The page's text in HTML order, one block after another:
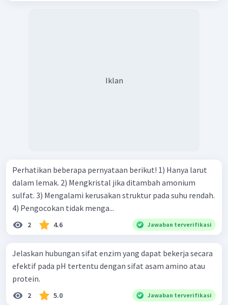
Iklan
Perhatikan beberapa pernyataan berikut! 1) Hanya larut
dalam lemak. 2) Mengkristal jika ditambah amonium
sulfat. 3) Mengalami kerusakan struktur pada suhu rendah.
4) Pengocokan tidak menga...
2 4.6 Jawaban terverifikasi
Jelaskan hubungan sifat enzim yang dapat bekerja secara
efektif pada pH tertentu dengan sifat asam amino atau
protein.
2 5.0 Jawaban terverifikasi